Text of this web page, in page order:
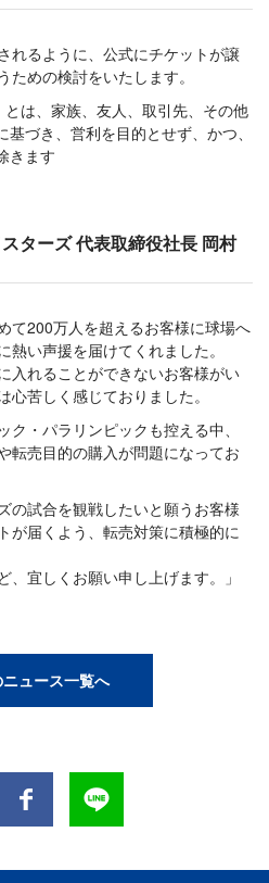
れるように、公式にチケットが譲
めの検討をいたします。
は、家族、友人、取引先、その他
づき、営利を目的とせず、かつ、
きます
ターズ 代表取締役社長 岡村
て200万人を超えるお客様に球場へ
い声援を届けてくれました。
入れることができないお客様がい
苦しく感じておりました。
・パラリンピックも控える中、
転売目的の購入が問題になってお
の試合を観戦したいと願うお客様
が届くよう、転売対策に積極的に
宜しくお願い申し上げます。」
ュース一覧へ